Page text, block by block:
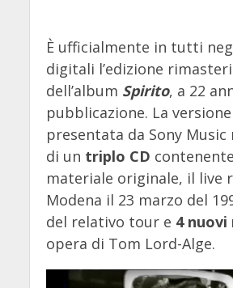
È ufficialmente in tutti
digitali l’edizione
dell’album Spirito, a 22
pubblicazione. La
presentata da Sony
di un triplo CD
materiale originale, il live
Modena il 23 marzo del
del relativo tour e 4 nuovi
opera di Tom Lord-Alge.